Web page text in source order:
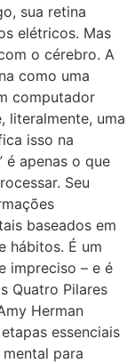
sua retina
elétricos. Mas
o cérebro. A
como uma
computador
literalmente, uma
isso na
é apenas o que
Seu
baseados em
hábitos. É um
impreciso – e é
Quatro Pilares
Herman
essenciais
para